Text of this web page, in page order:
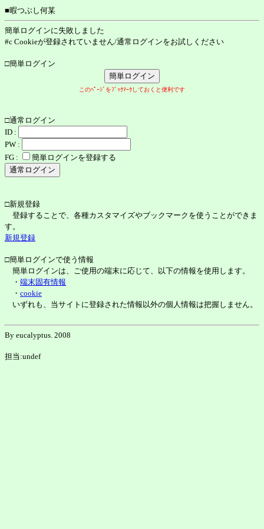
■暇つぶし何某
簡単ログインに失敗しました
#c Cookieが登録されていません/通常ログインをお試しください
□簡単ログイン
このﾍﾟｰｼﾞをﾌﾞｯｸﾏｰｸしておくと便利です
□通常ログイン
ID :
PW :
FG :
簡単ログインを登録する
□新規登録
登録することで、各種カスタマイズやブックマークを使うことができま
す。
新規登録
□簡単ログインで使う情報
簡単ログインは、ご使用の端末に応じて、以下の情報を使用します。
・ 端末固有情報
・ cookie
いずれも、当サイトに登録された情報以外の個人情報は把握しません。
By eucalyptus. 2008
担当:undef